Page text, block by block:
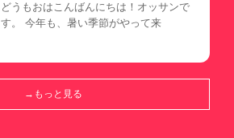
どうもおはこんばんにちは！オッサンで
す。 今年も、暑い季節がやって来
→もっと見る